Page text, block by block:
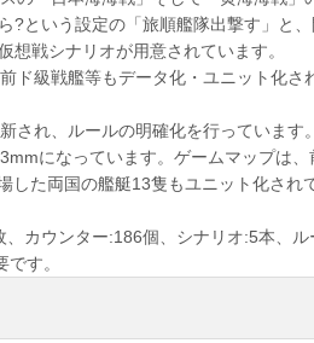
?という設定の「旅順艦隊出撃す」と
戦シナリオが用意されています。
ド級戦艦等もデータ化・ユニット化さ
され、ルールの明確化を行っています
になっています。ゲームマップは
した両国の艦艇13隻もユニット化され
カウンター:186個、シナリオ:5本、ル
す。